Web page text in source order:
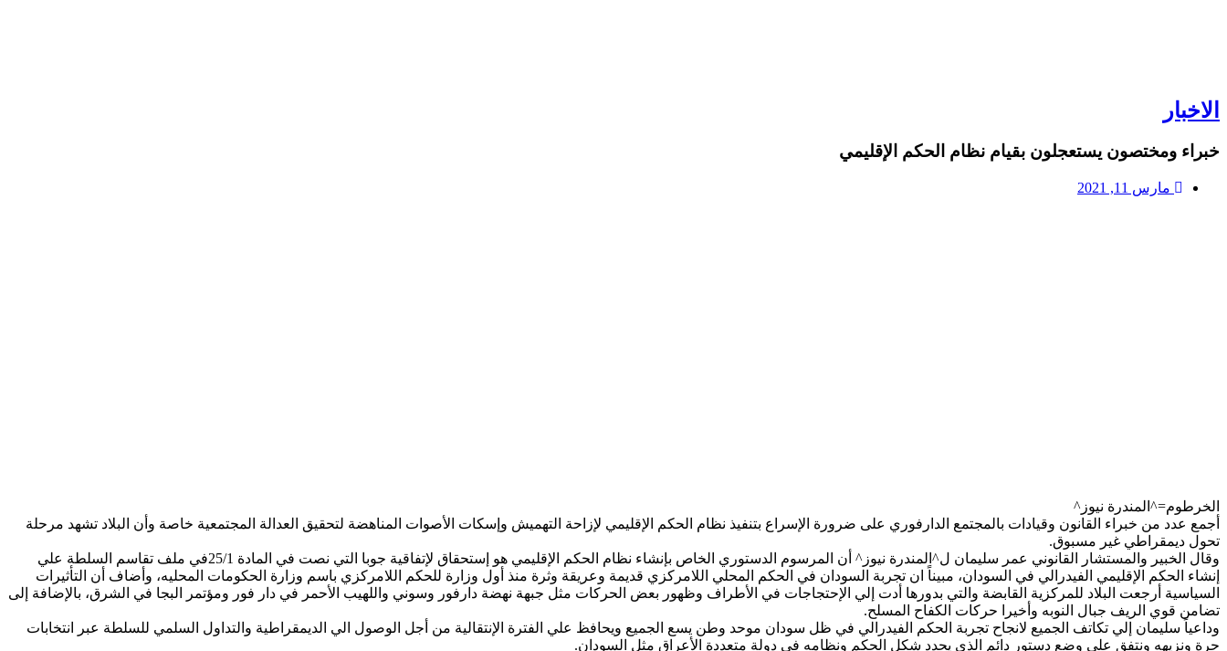
الاخبار
خبراء ومختصون يستعجلون بقيام نظام الحكم الإقليمي
مارس 11, 2021
الخرطوم=^المندرة نيوز^
أجمع عدد من خبراء القانون وقيادات بالمجتمع الدارفوري على ضرورة الإسراع بتنفيذ نظام الحكم الإقليمي لإزاحة التهميش وإسكات الأصوات المناهضة لتحقيق العدالة المجتمعية خاصة وأن البلاد تشهد مرحلة
تحول ديمقراطي غير مسبوق.
وقال الخبير والمستشار القانوني عمر سليمان ل^المندرة نيوز^ أن المرسوم الدستوري الخاص بإنشاء نظام الحكم الإقليمي هو إستحقاق لإتفاقية جوبا التي نصت في المادة 25/1في ملف تقاسم السلطة علي
إنشاء الحكم الإقليمي الفيدرالي في السودان، مبيناً ان تجربة السودان في الحكم المحلي اللامركزي قديمة وعريقة وثرة منذ أول وزارة للحكم اللامركزي باسم وزارة الحكومات المحليه، وأضاف أن التأثيرات
السياسية أرجعت البلاد للمركزية القابضة والتي بدورها أدت إلي الإحتجاجات في الأطراف وظهور بعض الحركات مثل جبهة نهضة دارفور وسوني واللهيب الأحمر في دار فور ومؤتمر البجا في الشرق، بالإضافة إلى
تضامن قوي الريف جبال النوبه وأخيرا حركات الكفاح المسلح.
وداعياً سليمان إلي تكاتف الجميع لانجاح تجربة الحكم الفيدرالي في ظل سودان موحد وطن يسع الجميع ويحافظ علي الفترة الإنتقالية من أجل الوصول الي الديمقراطية والتداول السلمي للسلطة عبر انتخابات
حرة ونزيهه ونتفق علي وضع دستور دائم الذي يحدد شكل الحكم ونظامه في دولة متعددة الأعراق مثل السودان.